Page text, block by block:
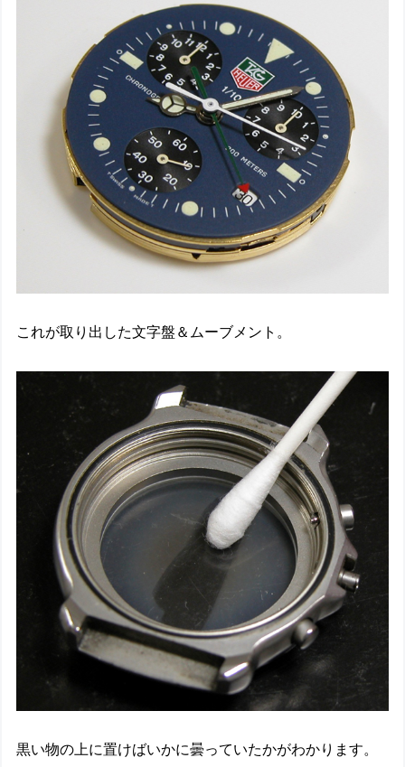
これが取り出した文字盤＆ムーブメント。
黒い物の上に置けばいかに曇っていたかがわかります。